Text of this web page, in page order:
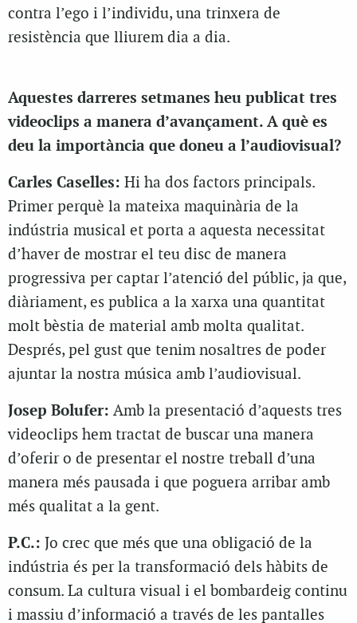
contra l’ego i l’individu, una trinxera de
resistència que lliurem dia a dia.
Aquestes darreres setmanes heu publicat tres
videoclips a manera d’avançament. A què es
deu la importància que doneu a l’audiovisual?
Carles Caselles: Hi ha dos factors principals.
Primer perquè la mateixa maquinària de la
indústria musical et porta a aquesta necessitat
d’haver de mostrar el teu disc de manera
progressiva per captar l’atenció del públic, ja que,
diàriament, es publica a la xarxa una quantitat
molt bèstia de material amb molta qualitat.
Després, pel gust que tenim nosaltres de poder
ajuntar la nostra música amb l’audiovisual.
Josep Bolufer: Amb la presentació d’aquests tres
videoclips hem tractat de buscar una manera
d’oferir o de presentar el nostre treball d’una
manera més pausada i que poguera arribar amb
més qualitat a la gent.
P.C.: Jo crec que més que una obligació de la
indústria és per la transformació dels hàbits de
consum. La cultura visual i el bombardeig continu
i massiu d’informació a través de les pantalles